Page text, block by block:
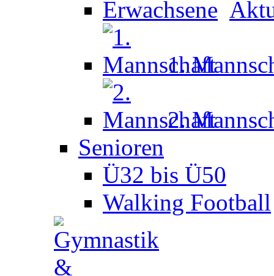
1.
2.
Senioren
Ü32 bis Ü50
Walking Football